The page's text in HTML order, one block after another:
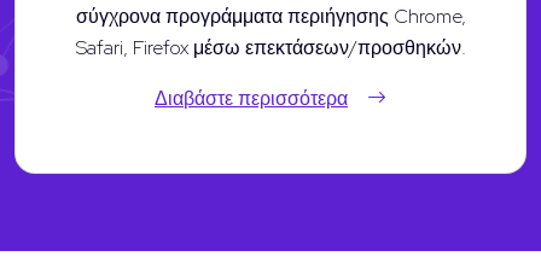
σύγχρονα προγράμματα περιήγησης Chrome,
Safari, Firefox μέσω επεκτάσεων/προσθηκών.
Διαβάστε περισσότερα